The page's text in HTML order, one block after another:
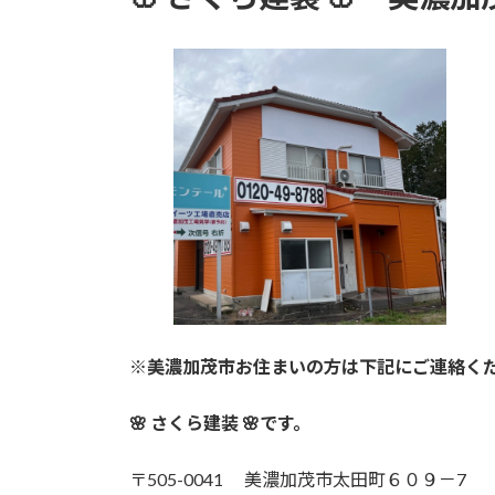
※美濃加茂市お住まいの方は下記にご連絡く
🌸 さくら建装 🌸です。
〒505-0041 美濃加茂市太田町６０９－7